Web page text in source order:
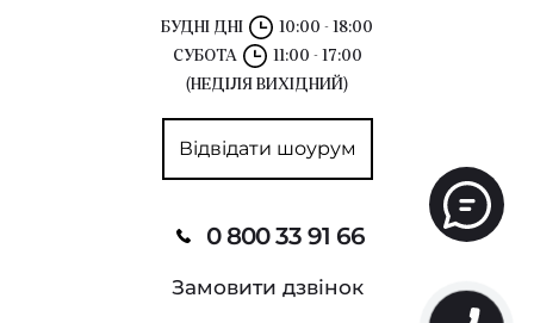
БУДНІ ДНІ
10:00 - 18:00
СУБОТА
11:00 - 17:00
(НЕДІЛЯ ВИХІДНИЙ)
Відвідати шоурум
0 800 33 91 66
Замовити дзвінок